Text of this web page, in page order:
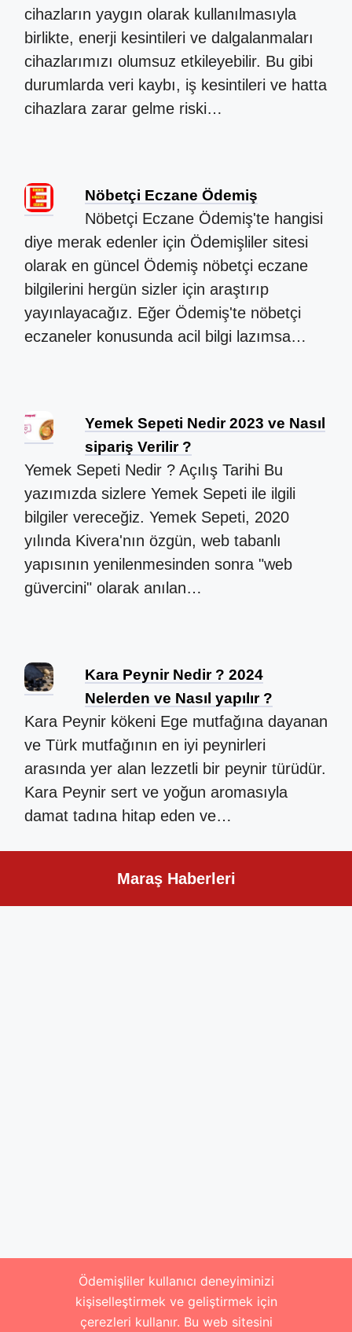
cihazların yaygın olarak kullanılmasıyla
birlikte, enerji kesintileri ve dalgalanmaları
cihazlarımızı olumsuz etkileyebilir. Bu gibi
durumlarda veri kaybı, iş kesintileri ve hatta
cihazlara zarar gelme riski…
Nöbetçi Eczane Ödemiş
Nöbetçi Eczane Ödemiş'te hangisi
diye merak edenler için Ödemişliler sitesi
olarak en güncel Ödemiş nöbetçi eczane
bilgilerini hergün sizler için araştırıp
yayınlayacağız. Eğer Ödemiş'te nöbetçi
eczaneler konusunda acil bilgi lazımsa…
Yemek Sepeti Nedir 2023 ve Nasıl
sipariş Verilir ?
Yemek Sepeti Nedir ? Açılış Tarihi Bu
yazımızda sizlere Yemek Sepeti ile ilgili
bilgiler vereceğiz. Yemek Sepeti, 2020
yılında Kivera'nın özgün, web tabanlı
yapısının yenilenmesinden sonra "web
güvercini" olarak anılan…
Kara Peynir Nedir ? 2024
Nelerden ve Nasıl yapılır ?
Kara Peynir kökeni Ege mutfağına dayanan
ve Türk mutfağının en iyi peynirleri
arasında yer alan lezzetli bir peynir türüdür.
Kara Peynir sert ve yoğun aromasıyla
damat tadına hitap eden ve…
Maraş Haberleri
Ödemişliler kullanıcı deneyiminizi
kişiselleştirmek ve geliştirmek için
çerezleri kullanır. Bu web sitesini